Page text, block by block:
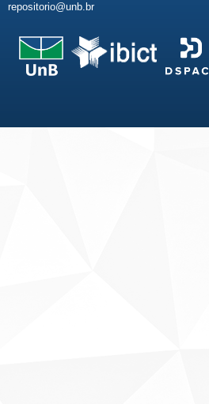
repositorio@unb.br